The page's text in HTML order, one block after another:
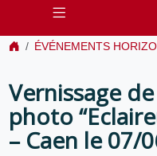
ÉVÉNEMENTS
Vernissage
photo
– Caen le 07/